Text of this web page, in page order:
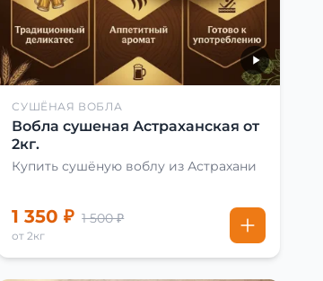
СУШЁНАЯ ВОБЛА
Вобла сушеная Астраханская от
2кг.
Купить сушёную воблу из Астрахани
1 350 ₽ 1 500 ₽
от 2кг